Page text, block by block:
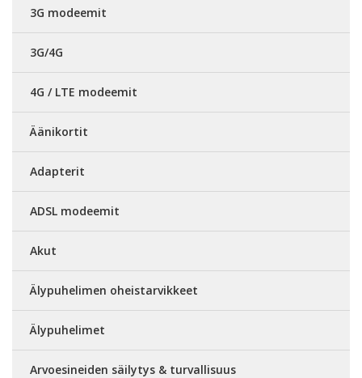
3G modeemit
3G/4G
4G / LTE modeemit
Äänikortit
Adapterit
ADSL modeemit
Akut
Älypuhelimen oheistarvikkeet
Älypuhelimet
Arvoesineiden säilytys & turvallisuus